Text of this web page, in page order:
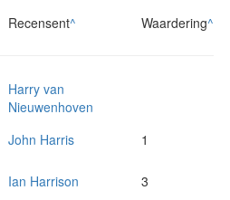
Recensent^ Waardering^
Harry van
Nieuwenhoven
John Harris 1
Ian Harrison 3